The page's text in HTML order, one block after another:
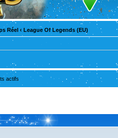
Réel ‹ League Of Legends (EU)
actifs